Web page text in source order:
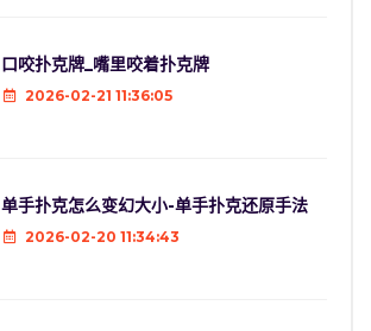
口咬扑克牌_嘴里咬着扑克牌
2026-02-21 11:36:05
单手扑克怎么变幻大小-单手扑克还原手法
2026-02-20 11:34:43